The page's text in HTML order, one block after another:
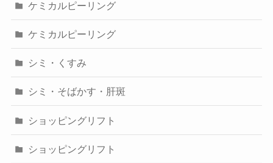
ケミカルピーリング
ケミカルピーリング
シミ・くすみ
シミ・そばかす・肝斑
ショッピングリフト
ショッピングリフト